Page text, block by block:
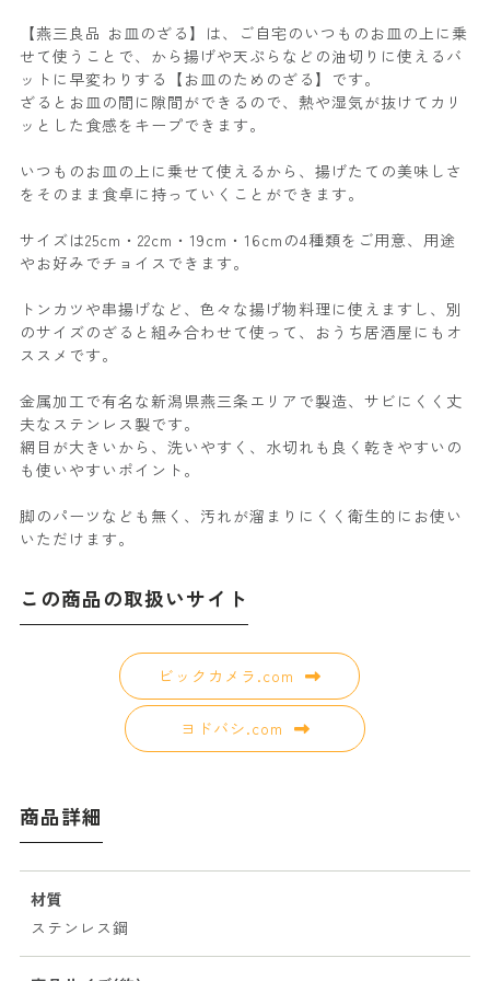
【燕三良品 お皿のざる】は、ご自宅のいつものお皿の上に乗
せて使うことで、から揚げや天ぷらなどの油切りに使えるバ
ットに早変わりする【お皿のためのざる】です。
ざるとお皿の間に隙間ができるので、熱や湿気が抜けてカリ
ッとした食感をキープできます。
いつものお皿の上に乗せて使えるから、揚げたての美味しさ
をそのまま食卓に持っていくことができます。
サイズは25cm・22cm・19cm・16cmの4種類をご用意、用途
やお好みでチョイスできます。
トンカツや串揚げなど、色々な揚げ物料理に使えますし、別
のサイズのざると組み合わせて使って、おうち居酒屋にもオ
ススメです。
金属加工で有名な新潟県燕三条エリアで製造、サビにくく丈
夫なステンレス製です。
網目が大きいから、洗いやすく、水切れも良く乾きやすいの
も使いやすいポイント。
脚のパーツなども無く、汚れが溜まりにくく衛生的にお使い
いただけます。
この商品の取扱いサイト
ビックカメラ.com
ヨドバシ.com
商品詳細
材質
ステンレス鋼